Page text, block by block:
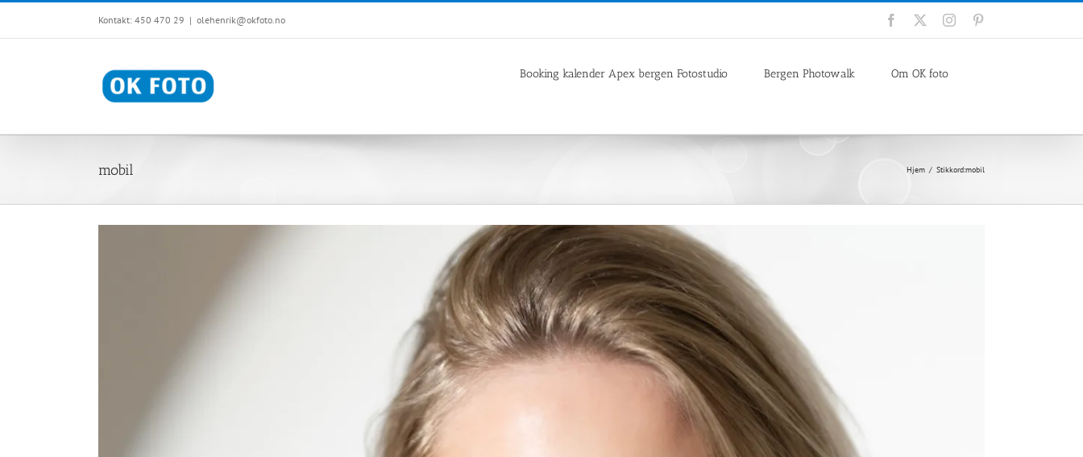
Skip
content
Kontakt: 450 470 29 | olehenrik@okfoto.no Facebook Instagram
Booking kalender Apex bergen Fotostudio Bergen Photowalk Om OK foto
mobil Hjem Stikkord:mobil